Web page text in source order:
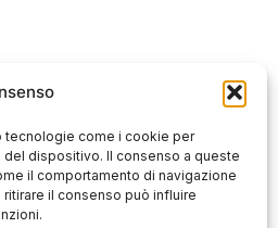
tecnologie come i cookie per
dispositivo. Il consenso a queste
il comportamento di navigazione
il consenso può influire